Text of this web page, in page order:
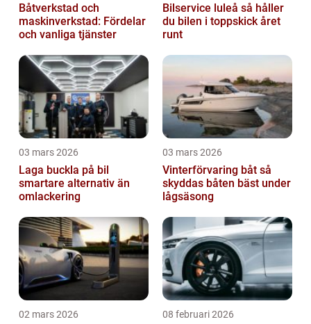
Båtverkstad och
maskinverkstad: Fördelar
och vanliga tjänster
Bilservice luleå så håller
du bilen i toppskick året
runt
03 mars 2026
Laga buckla på bil
smartare alternativ än
omlackering
03 mars 2026
Vinterförvaring båt så
skyddas båten bäst under
lågsäsong
02 mars 2026 08 februari 2026